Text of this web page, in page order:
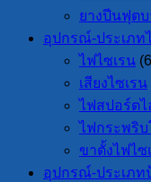
ยางปีนฟุต
อุปกรณ์-ประเภท
ไฟไซเรน
เสียงไซเรน
ไฟสปอร์ตไ
ไฟกระพริบ
ขาตั้งไฟไซ
อุปกรณ์-ประเภท